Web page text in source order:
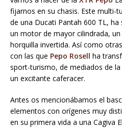
fijarnos en su chasis. Este multi-
de una Ducati Pantah 600 TL,
un motor de mayor cilindrada,
horquilla invertida. Así como
con las que Pepo Rosell ha
sport-turismo, de mediados de
un excitante caferacer.
Antes os mencionábamos el
elementos con orígenes muy
en su primera vida a una Cagiva